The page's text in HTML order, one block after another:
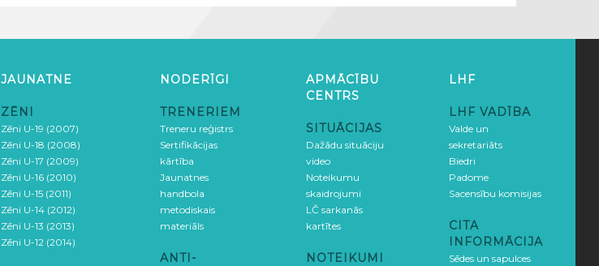
JAUNATNE
ZĒNI
Zēni U-19 (2007)
Zēni U-18 (2008)
Zēni U-17 (2009)
Zēni U-16 (2010)
Zēni U-15 (2011)
Zēni U-14 (2012)
Zēni U-13 (2013)
Zēni U-12 (2014)
NODERĪGI
TRENERIEM
Treneru reģistrs
Sertifikācijas
kārtība
Jaunatnes
handbola
metodiskais
materiāls
ANTI-
APMĀCĪBU
CENTRS
SITUĀCIJAS
Dažādu situāciju
video
Noteikumu
skaidrojumi
LČ sarkanās
kartītes
NOTEIKUMI
LHF
LHF VADĪBA
Valde un
sekretariāts
Biedri
Padome
Sacensību komisijas
CITA
INFORMĀCIJA
Sēdes un sapulces